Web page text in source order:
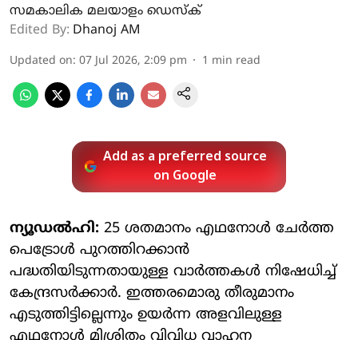
സമകാലിക മലയാളം ഡെസ്ക്
Edited By: Dhanoj AM
Updated on: 07 Jul 2026, 2:09 pm 1 min read
Add as a preferred source
on Google
ന്യൂഡല്‍ഹി: 25 ശതമാനം എഥനോള്‍ ചേര്‍ത്ത
പെട്രോള്‍ പുറത്തിറക്കാന്‍
പദ്ധതിയിടുന്നതായുള്ള വാര്‍ത്തകള്‍ നിഷേധിച്ച്
കേന്ദ്രസര്‍ക്കാര്‍. ഇത്തരമൊരു തീരുമാനം
എടുത്തിട്ടില്ലെന്നും ഉയര്‍ന്ന അളവിലുള്ള
എഥനോള്‍ മിശ്രിതം വിവിധ വാഹന